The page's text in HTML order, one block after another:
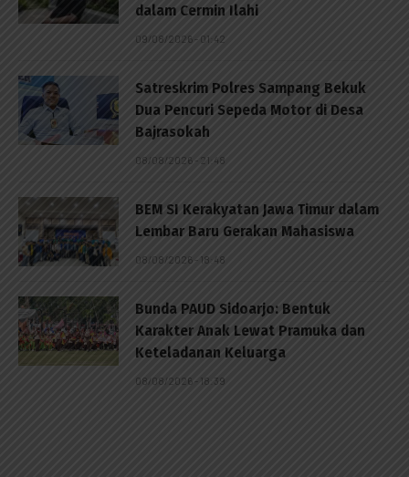
dalam Cermin Ilahi
09/08/2026 - 01:42
Satreskrim Polres Sampang Bekuk
Dua Pencuri Sepeda Motor di Desa
Bajrasokah
08/08/2026 - 21:48
BEM SI Kerakyatan Jawa Timur dalam
Lembar Baru Gerakan Mahasiswa
08/08/2026 - 18:48
Bunda PAUD Sidoarjo: Bentuk
Karakter Anak Lewat Pramuka dan
Keteladanan Keluarga
08/08/2026 - 18:39